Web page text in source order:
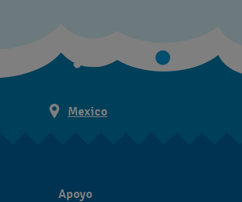
Mexico
Apoyo